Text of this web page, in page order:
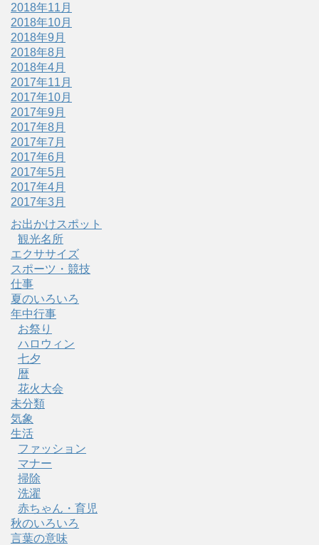
2018年11月
2018年10月
2018年9月
2018年8月
2018年4月
2017年11月
2017年10月
2017年9月
2017年8月
2017年7月
2017年6月
2017年5月
2017年4月
2017年3月
お出かけスポット
観光名所
エクササイズ
スポーツ・競技
仕事
夏のいろいろ
年中行事
お祭り
ハロウィン
七夕
暦
花火大会
未分類
気象
生活
ファッション
マナー
掃除
洗濯
赤ちゃん・育児
秋のいろいろ
言葉の意味